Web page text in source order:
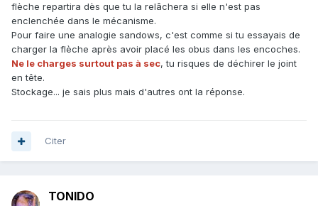
flèche repartira dès que tu la relâchera si elle n'est pas
enclenchée dans le mécanisme.
Pour faire une analogie sandows, c'est comme si tu essayais de
charger la flèche après avoir placé les obus dans les encoches.
Ne le charges surtout pas à sec, tu risques de déchirer le joint
en tête.
Stockage... je sais plus mais d'autres ont la réponse.
Citer
TONIDO